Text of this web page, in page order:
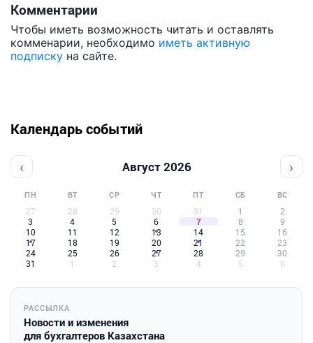
Комментарии
Чтобы иметь возможность читать и оставлять
комменарии, необходимо иметь активную
подписку на сайте.
Календарь событий
‹ Август 2026 ›
ПН ВТ СР ЧТ ПТ СБ ВС
27 28 29 30 31 1
2
3
4 5 6 7 8
9
10
11 12 13 14 15
16
17
18 19 20 21 22
23
24
25 26 27 28 29
30
31
1 2 3 4 5 6
РАССЫЛКА
Новости и изменения
для бухгалтеров Казахстана